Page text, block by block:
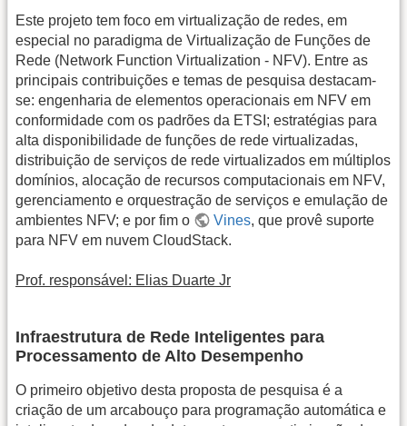
Este projeto tem foco em virtualização de redes, em
especial no paradigma de Virtualização de Funções de
Rede (Network Function Virtualization - NFV). Entre as
principais contribuições e temas de pesquisa destacam-
se: engenharia de elementos operacionais em NFV em
conformidade com os padrões da ETSI; estratégias para
alta disponibilidade de funções de rede virtualizadas,
distribuição de serviços de rede virtualizados em múltiplos
domínios, alocação de recursos computacionais em NFV,
gerenciamento e orquestração de serviços e emulação de
ambientes NFV; e por fim o
Vines, que provê suporte
para NFV em nuvem CloudStack.
Prof. responsável: Elias Duarte Jr
Infraestrutura de Rede Inteligentes para
Processamento de Alto Desempenho
O primeiro objetivo desta proposta de pesquisa é a
criação de um arcabouço para programação automática e